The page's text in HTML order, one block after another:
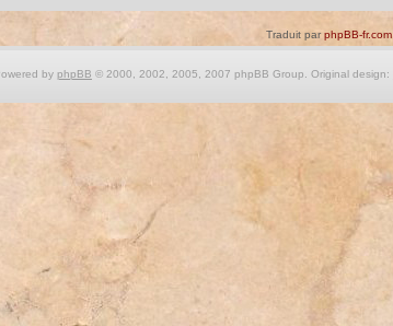
Traduit parphpBB-fr.com
by phpBB © 2000, 2002, 2005, 2007 phpBB Group. Original design: